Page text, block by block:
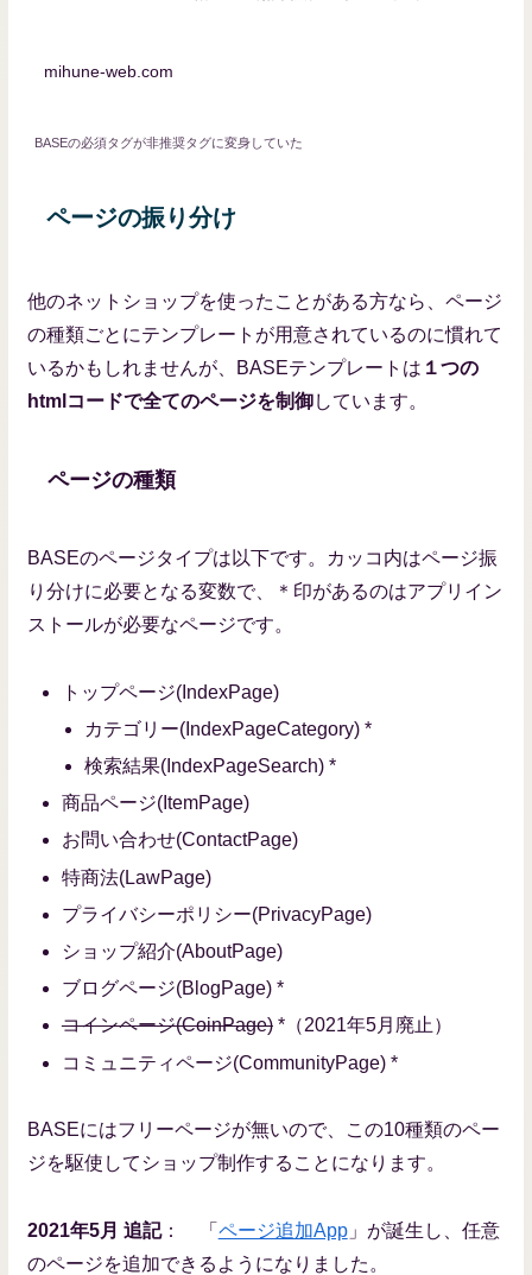
mihune-web.com
BASEの必須タグが非推奨タグに変身していた
ページの振り分け
他のネットショップを使ったことがある方なら、ページ
の種類ごとにテンプレートが用意されているのに慣れて
いるかもしれませんが、BASEテンプレートは １つの
htmlコードで全てのページを制御しています。
ページの種類
BASEのページタイプは以下です。カッコ内はページ振
り分けに必要となる変数で、＊印があるのはアプリイン
ストールが必要なページです。
トップページ(IndexPage)
カテゴリー(IndexPageCategory) *
検索結果(IndexPageSearch) *
商品ページ(ItemPage)
お問い合わせ(ContactPage)
特商法(LawPage)
プライバシーポリシー(PrivacyPage)
ショップ紹介(AboutPage)
ブログページ(BlogPage)*
コインページ(CoinPage)*（2021年5月廃止）
コミュニティページ(CommunityPage) *
BASEにはフリーページが無いので、この10種類のペー
ジを駆使してショップ制作することになります。
2021年5月 追記： 「 ページ追加App」が誕生し、任意
のページを追加できるようになりました。